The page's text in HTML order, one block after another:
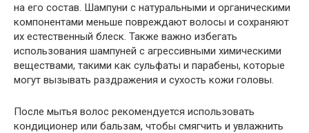
на его состав. Шампуни с натуральными и органическими
компонентами меньше повреждают волосы и сохраняют
их естественный блеск. Также важно избегать
использования шампуней с агрессивными химическими
веществами, такими как сульфаты и парабены, которые
могут вызывать раздражения и сухость кожи головы.
После мытья волос рекомендуется использовать
кондиционер или бальзам, чтобы смягчить и увлажнить